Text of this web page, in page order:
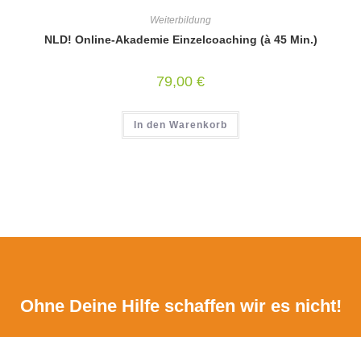
Weiterbildung
NLD! Online-Akademie Einzelcoaching (à 45 Min.)
79,00 €
In den Warenkorb
Ohne Deine Hilfe schaffen wir es nicht!